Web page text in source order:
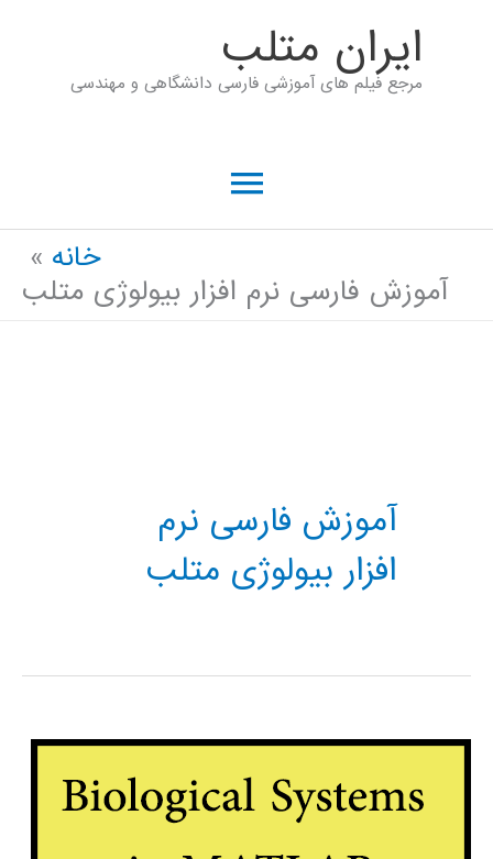
ايران متلب
مرجع فیلم های آموزشی فارسی دانشگاهی و مهندسی
فهرست
خانه
آموزش فارسی نرم افزار بیولوژی متلب
آموزش فارسی نرم
افزار بیولوژی متلب